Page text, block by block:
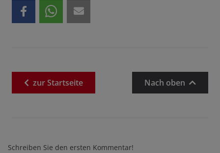
zurStartseite Nach oben
Schreiben Sie den ersten Kommentar!